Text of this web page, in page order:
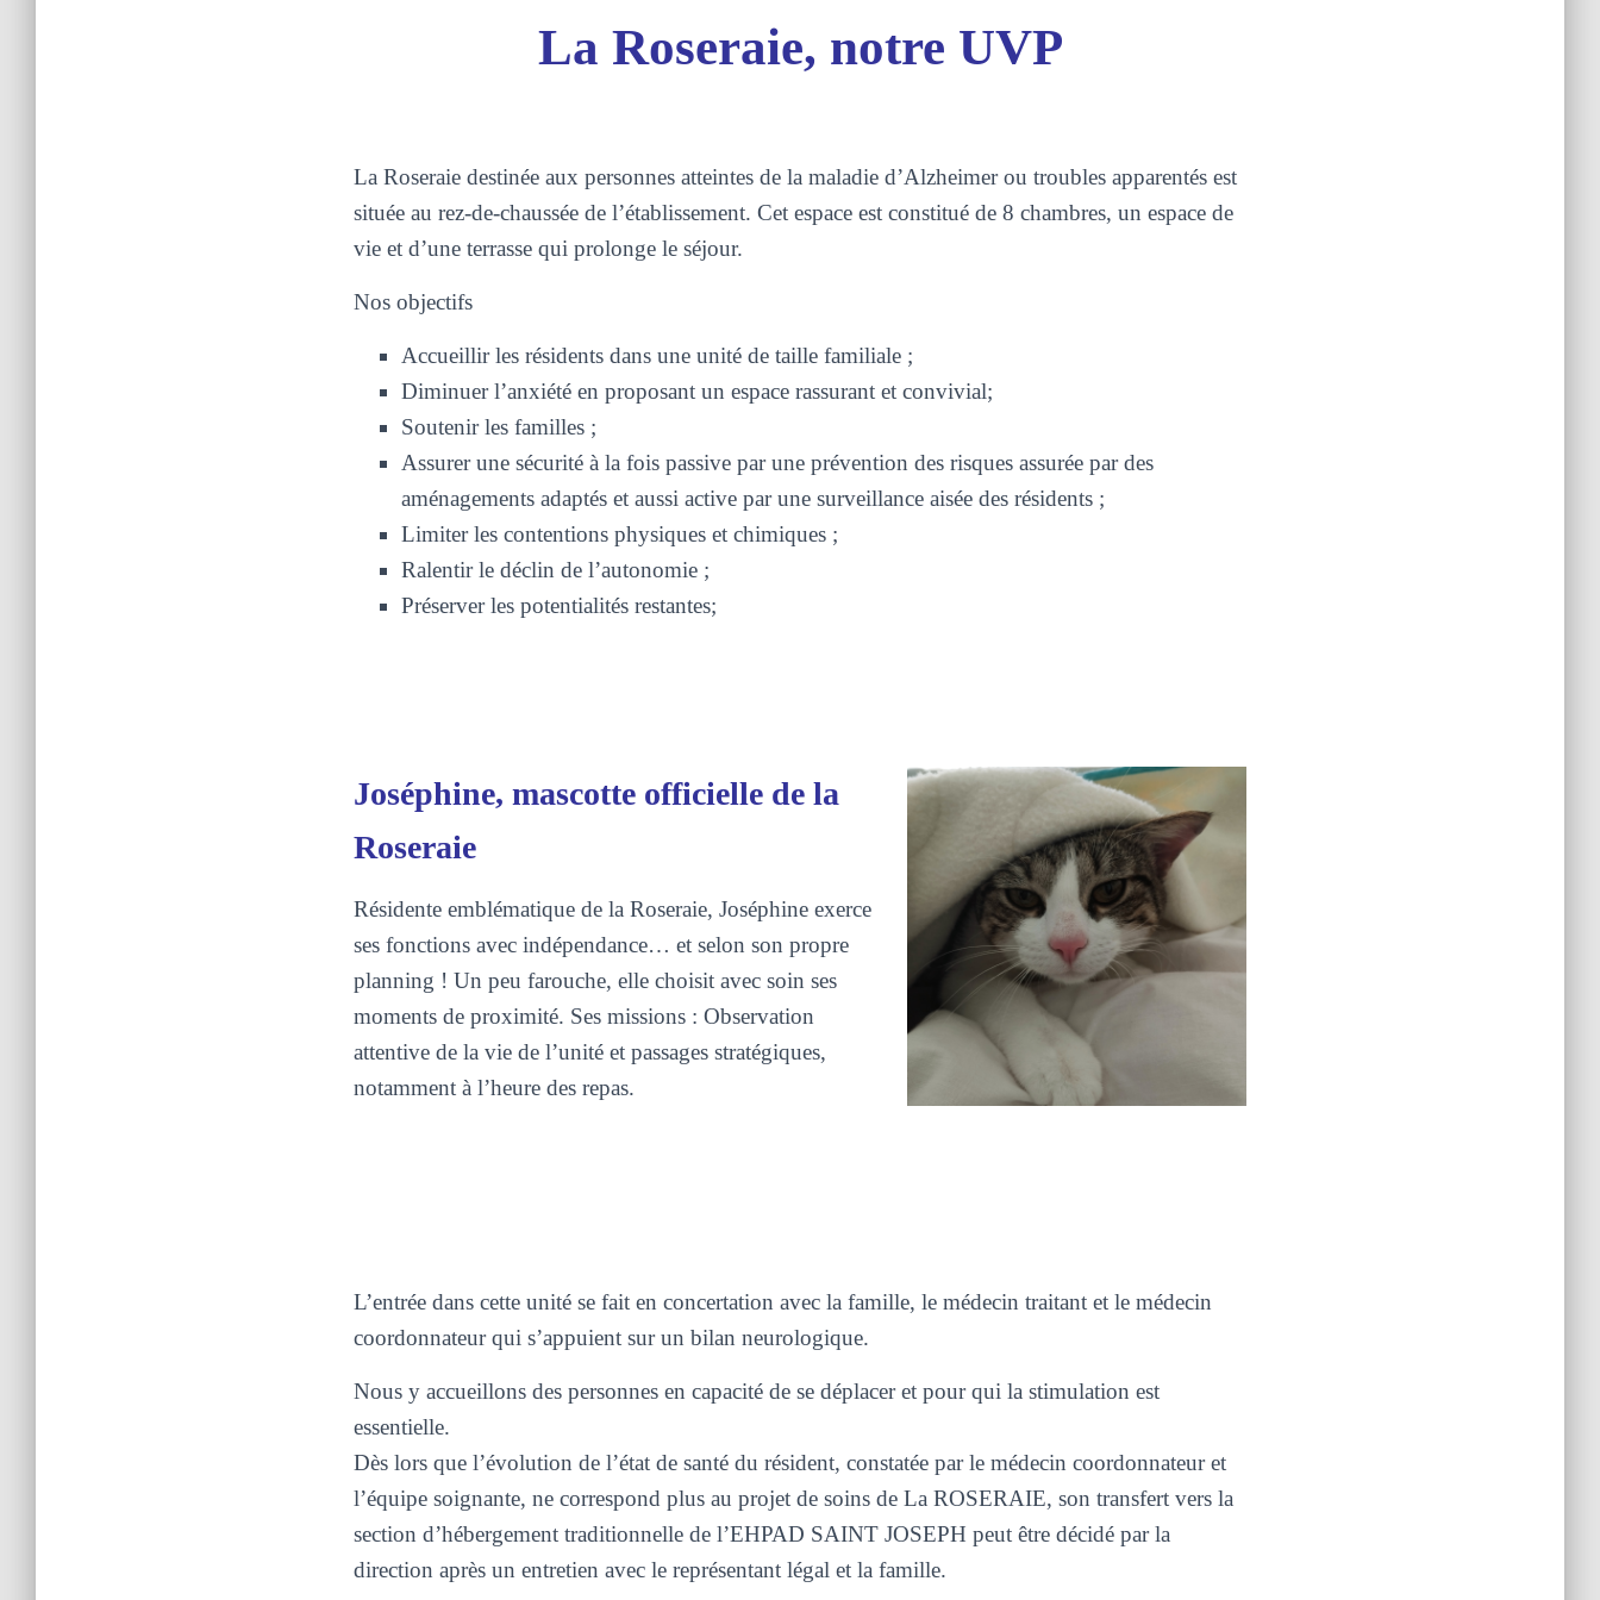
La Roseraie, notre UVP
La Roseraie destinée aux personnes atteintes de la maladie d’Alzheimer ou troubles apparentés est
située au rez-de-chaussée de l’établissement. Cet espace est constitué de 8 chambres, un espace de
vie et d’une terrasse qui prolonge le séjour.
Nos objectifs
Accueillir les résidents dans une unité de taille familiale ;
Diminuer l’anxiété en proposant un espace rassurant et convivial;
Soutenir les familles ;
Assurer une sécurité à la fois passive par une prévention des risques assurée par des
aménagements adaptés et aussi active par une surveillance aisée des résidents ;
Limiter les contentions physiques et chimiques ;
Ralentir le déclin de l’autonomie ;
Préserver les potentialités restantes;
Joséphine, mascotte officielle de la
Roseraie
Résidente emblématique de la Roseraie, Joséphine exerce
ses fonctions avec indépendance… et selon son propre
planning ! Un peu farouche, elle choisit avec soin ses
moments de proximité. Ses missions : Observation
attentive de la vie de l’unité et passages stratégiques,
notamment à l’heure des repas.
L’entrée dans cette unité se fait en concertation avec la famille, le médecin traitant et le médecin
coordonnateur qui s’appuient sur un bilan neurologique.
Nous y accueillons des personnes en capacité de se déplacer et pour qui la stimulation est
essentielle.
Dès lors que l’évolution de l’état de santé du résident, constatée par le médecin coordonnateur et
l’équipe soignante, ne correspond plus au projet de soins de La ROSERAIE, son transfert vers la
section d’hébergement traditionnelle de l’EHPAD SAINT JOSEPH peut être décidé par la
direction après un entretien avec le représentant légal et la famille.